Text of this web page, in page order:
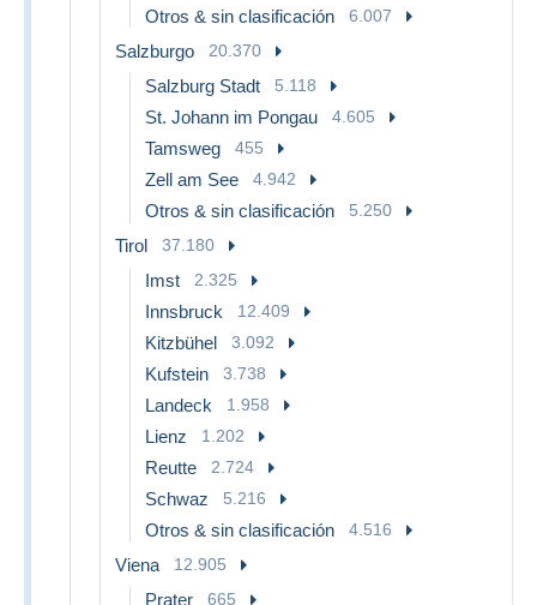
Otros & sin clasificación 6.007
Salzburgo 20.370
Salzburg Stadt 5.118
St. Johann im Pongau 4.605
Tamsweg 455
Zell am See 4.942
Otros & sin clasificación 5.250
Tirol 37.180
Imst 2.325
Innsbruck 12.409
Kitzbühel 3.092
Kufstein 3.738
Landeck 1.958
Lienz 1.202
Reutte 2.724
Schwaz 5.216
Otros & sin clasificación 4.516
Viena 12.905
Prater 665